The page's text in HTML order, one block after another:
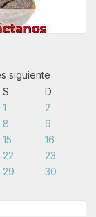
S
D
1
2
8
9
15
16
22
23
29
30